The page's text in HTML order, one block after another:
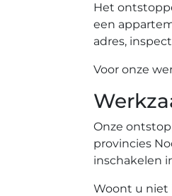
Het
een
adres,
Voor onze
Onze
provincies
inschakelen
Woont u niet